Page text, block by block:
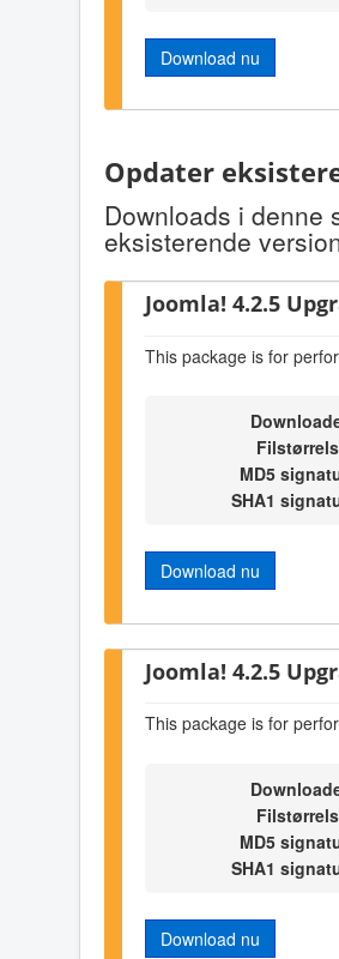
Download nu
Opdater
Downloads i denne
eksisterende
Joomla! 4.2.5
This package is for
MD5
SHA1
Download nu
Joomla! 4.2.5
This package is for
MD5
SHA1
Download nu